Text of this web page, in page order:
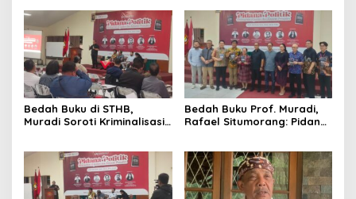
Hukum
Cirebon
Bedah Buku di STHB,
Muradi Soroti Kriminalisasi
Bedah Buku Prof. Muradi,
Rafael Situmorang: Pidana